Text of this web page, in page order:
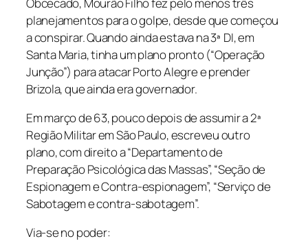
planejamentos para o golpe, desde que começou
a conspirar. Quando ainda estava na 3ª DI, em
Santa Maria, tinha um plano pronto (“Operação
Junção”) para atacar Porto Alegre e prender
Brizola, que ainda era governador.
Em março de 63, pouco depois de assumir a 2ª
Região Militar em São Paulo, escreveu outro
plano, com direito a “Departamento de
Preparação Psicológica das Massas”, “Seção de
Espionagem e Contra-espionagem”, “Serviço de
Sabotagem e contra-sabotagem”.
Via-se no poder: